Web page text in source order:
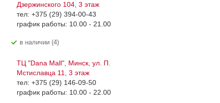
Дзержинского 104, 3 этаж
тел: +375 (29) 394-00-43
график работы: 10.00 - 21.00
В наличии (4)
ТЦ "Dana Mall", Минск, ул. П.
Мстиславца 11, 3 этаж
тел: +375 (29) 146-09-50
график работы: 10.00 - 22.00